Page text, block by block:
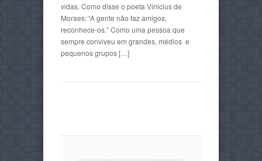
vidas. Como disse o poeta Vinicius de
Moraes: “A gente não faz amigos,
reconhece-os.” Como uma pessoa que
sempre conviveu em grandes, médios e
pequenos grupos […]